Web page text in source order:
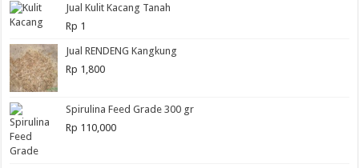
Jual Kulit Kacang Tanah
Rp 1
Jual RENDENG Kangkung
Rp 1,800
Spirulina Feed Grade 300 gr
Rp 110,000